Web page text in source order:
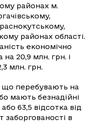
районах м.
районах області.
економічно
20,9 млн. грн. і
млн. грн.
що перебувають на
мають безнадійні
63,5 відсотка від
заборгованості в